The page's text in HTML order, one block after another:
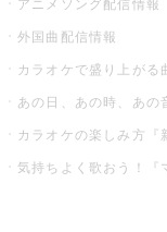
アニメソング配信情報
外国曲配信情報
カラオケで盛り上がる
あの日、あの時、あの
カラオケの楽しみ方『
気持ちよく歌おう！『